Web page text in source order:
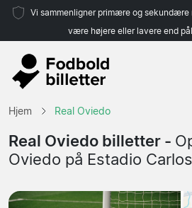
Vi sammenligner primære og sekundære
være højere eller lavere end
Ligaer
Hjem Real Oviedo
Real Oviedo billetter -
Oviedo på Estadio